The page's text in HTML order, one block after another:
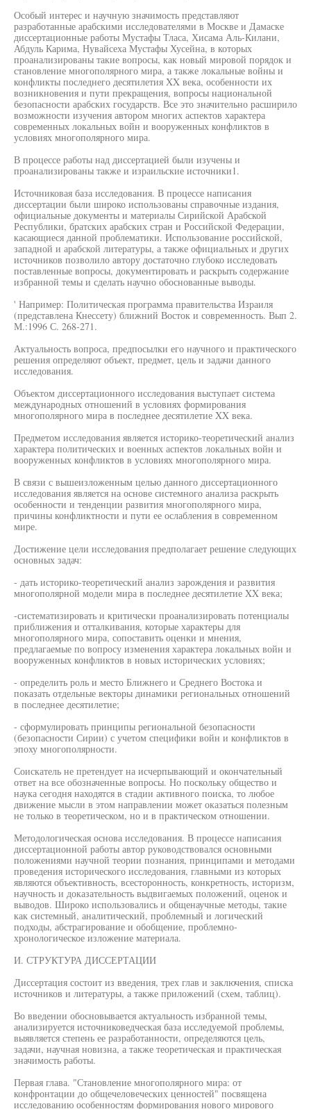
Особый интерес и научную значимость представляют
разработанные арабскими исследователями в Москве и Дамаске
диссертационные работы Мустафы Тласа, Хисама Аль-Килани,
Абдуль Карима, Нувайсеха Мустафы Хусейна, в которых
проанализированы такие вопросы, как новый мировой порядок и
становление многополярного мира, а также локальные войны и
конфликты последнего десятилетия XX века, особенности их
возникновения и пути прекращения, вопросы национальной
безопасности арабских государств. Все это значительно расширило
возможности изучения автором многих аспектов характера
современных локальных войн и вооруженных конфликтов в
условиях многополярного мира.
В процессе работы над диссертацией были изучены и
проанализированы также и израильские источники1.
Источниковая база исследования. В процессе написания
диссертации были широко использованы справочные издания,
официальные документы и материалы Сирийской Арабской
Республики, братских арабских стран и Российской Федерации,
касающиеся данной проблематики. Использование российской,
западной и арабской литературы, а также официальных и других
источников позволило автору достаточно глубоко исследовать
поставленные вопросы, документировать и раскрыть содержание
избранной темы и сделать научно обоснованные выводы.
' Например: Политическая программа правительства Израиля
(представлена Кнессету) ближний Восток и современность. Вып 2.
М.:1996 С. 268-271.
Актуальность вопроса, предпосылки его научного и практического
решения определяют объект, предмет, цель и задачи данного
исследования.
Объектом диссертационного исследования выступает система
международных отношений в условиях формирования
многополярного мира в последнее десятилетие XX века.
Предметом исследования является историко-теоретический анализ
характера политических и военных аспектов локальных войн и
вооруженных конфликтов в условиях многополярного мира.
В связи с вышеизложенным целью данного диссертационного
исследования является на основе системного анализа раскрыть
особенности и тенденции развития многополярного мира,
причины конфликтности и пути ее ослабления в современном
мире.
Достижение цели исследования предполагает решение следующих
основных задач:
- дать историко-теоретический анализ зарождения и развития
многополярной модели мира в последнее десятилетие XX века;
-систематизировать и критически проанализировать потенциалы
приближения и отталкивания, которые характеры для
многополярного мира, сопоставить оценки и мнения,
предлагаемые по вопросу изменения характера локальных войн и
вооруженных конфликтов в новых исторических условиях;
- определить роль и место Ближнего и Среднего Востока и
показать отдельные векторы динамики региональных отношений
в последнее десятилетие;
- сформулировать принципы региональной безопасности
(безопасности Сирии) с учетом специфики войн и конфликтов в
эпоху многополярности.
Соискатель не претендует на исчерпывающий и окончательный
ответ на все обозначенные вопросы. Но поскольку общество и
наука сегодня находятся в стадии активного поиска, то любое
движение мысли в этом направлении может оказаться полезным
не только в теоретическом, но и в практическом отношении.
Методологическая основа исследования. В процессе написания
диссертационной работы автор руководствовался основными
положениями научной теории познания, принципами и методами
проведения исторического исследования, главными из которых
являются объективность, всесторонность, конкретность, историзм,
научность и доказательность выдвигаемых положений, оценок и
выводов. Широко использовались и общенаучные методы, такие
как системный, аналитический, проблемный и логический
подходы, абстрагирование и обобщение, проблемно-
хронологическое изложение материала.
И. СТРУКТУРА ДИССЕРТАЦИИ
Диссертация состоит из введения, трех глав и заключения, списка
источников и литературы, а также приложений (схем, таблиц).
Во введении обосновывается актуальность избранной темы,
анализируется источниковедческая база исследуемой проблемы,
выявляется степень ее разработанности, определяются цель,
задачи, научная новизна, а также теоретическая и практическая
значимость работы.
Первая глава. "Становление многополярного мира: от
конфронтации до общечеловеческих ценностей" посвящена
исследованию особенностям формирования нового мирового